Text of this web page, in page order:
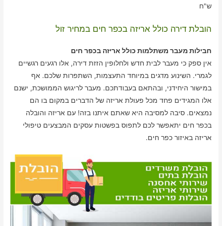
ש"ח
הובלת דירה כולל אריזה בכפר חים במחיר זול
חבילות מעבר משתלמות כולל אריזה בכפר חים
אין ספק כי מעבר לבית חדש ולחלופין הזזת דירה, אלו רגעים רגשיים
לגמרי. השינוע מדגים במיוחד התעצמות, השתפרות שלכם. אף
במישור היחידני, ובהתאם בעבודתכם. מעבר לריגוש הממושכת, ישנם
אלו המגידים פחד מכל פעולת אריזה של הדברים במקום בו הם
נמצאים. סיבה למסיבה היא שאתם איתנו בזה! עם אריזה והובלה
בכפר חים יתאפשר לכם לתפוס בפשטות עסקים המבצעים טיפולי
אריזה באיזור כפר חים.